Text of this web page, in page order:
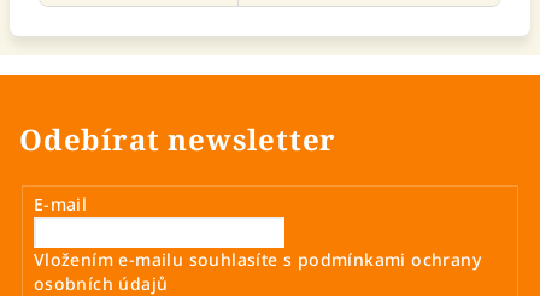
Odebírat newsletter
E-mail
Vložením e-mailu souhlasíte s podmínkami ochrany
osobních údajů